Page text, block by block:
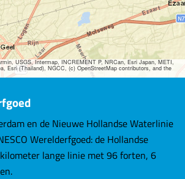
USGS, Intermap, INCREMENT P, NRCan, Esri Japan, METI,
Esri (Thailand), NGCC, (c) OpenStreetMap contributors, and the
en de Nieuwe Hollandse Waterlinie
Werelderfgoed: de Hollandse
lange linie met 96 forten, 6